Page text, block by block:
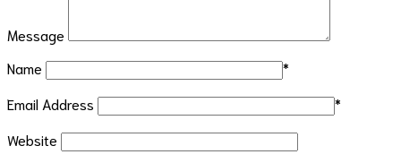
Message
Name
*
Email Address
*
Website